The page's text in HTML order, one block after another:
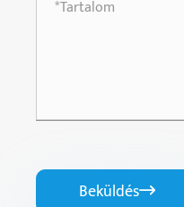
Beküldés